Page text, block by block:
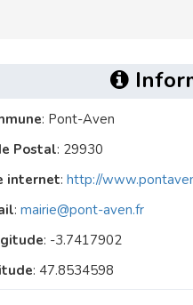
: Pont-Aven
Postal: 29930
internet: http://
: mairie@pont-aven.fr
: -3.7417902
: 47.8534598